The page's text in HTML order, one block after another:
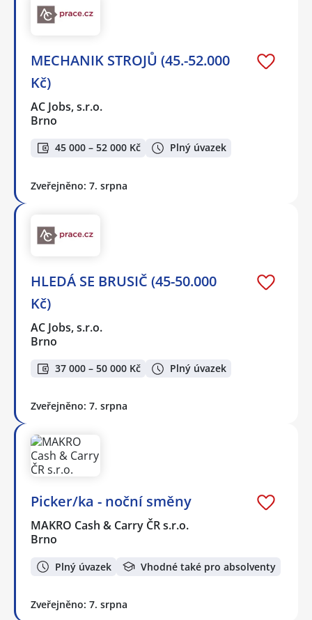
MECHANIK STROJŮ (45.-52.000
Kč)
AC Jobs, s.r.o.
Brno
45 000 – 52 000 Kč Plný úvazek
Zveřejněno: 7. srpna
HLEDÁ SE BRUSIČ (45-50.000
Kč)
AC Jobs, s.r.o.
Brno
37 000 – 50 000 Kč Plný úvazek
Zveřejněno: 7. srpna
Picker/ka - noční směny
MAKRO Cash & Carry ČR s.r.o.
Brno
Plný úvazek Vhodné také pro absolventy
Zveřejněno: 7. srpna